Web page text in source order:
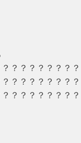
？？？？？？？
？？？？？？？
？？？？？？？